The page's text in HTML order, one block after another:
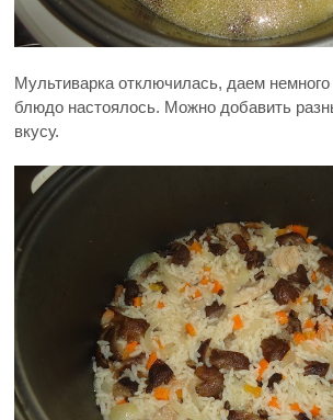
Мультиварка отключилась, даем
блюдо настоялось. Можно добавить
вкусу.